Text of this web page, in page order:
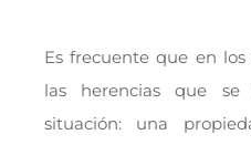
Es frecuente que en
las herencias que se
situación: una